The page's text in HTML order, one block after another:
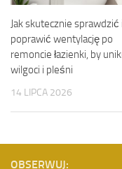
Jak skutecznie sprawdzić i
poprawić wentylację po
remoncie łazienki, by
wilgoci i pleśni
14 LIPCA 2026
OBSERWUJ: